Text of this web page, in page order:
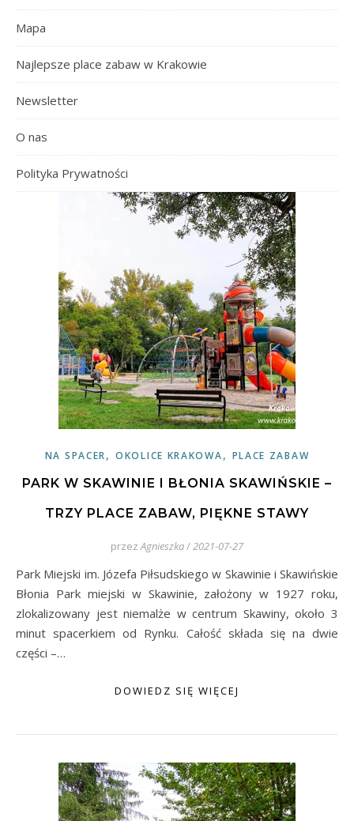
Mapa
Najlepsze place zabaw w Krakowie
Newsletter
O nas
Polityka Prywatności
NA SPACER,OKOLICE KRAKOWA, PLACE ZABAW
PARK W SKAWINIE I BŁONIA SKAWIŃSKIE –
TRZY PLACE ZABAW, PIĘKNE STAWY
przez Agnieszka/2021-07-27
Park Miejski im. Józefa Piłsudskiego w Skawinie i Skawińskie
Błonia Park miejski w Skawinie, założony w 1927 roku,
zlokalizowany jest niemalże w centrum Skawiny, około 3
minut spacerkiem od Rynku. Całość składa się na dwie
części –…
DOWIEDZ SIĘ WIĘCEJ